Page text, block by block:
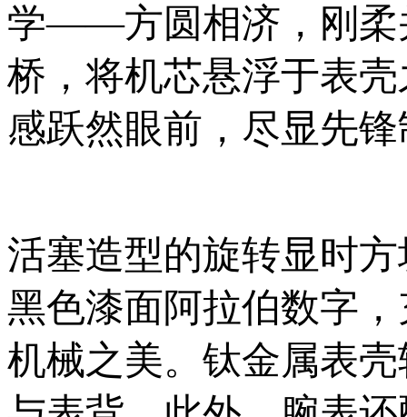
学——方圆相济，刚柔
桥，将机芯悬浮于表
感跃然眼前，尽显先
活塞造型的旋转显时
黑色漆面阿拉伯数字
机械之美。钛金属表